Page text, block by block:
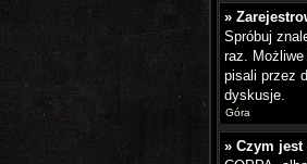
»
Spróbuj
raz.
pisali przez
dyskusje.
Góra
» Czym jest